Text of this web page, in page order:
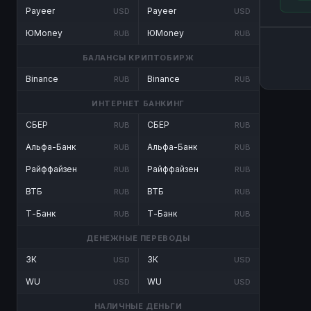
Payeer USD
ЮMoney RUB
Payeer USD
ЮMoney RUB
БАЛАНСЫ КРИПТОБИРЖ
Binance RUB Binance RUB
ИНТЕРНЕТ БАНКИНГ
СБЕР RUB
Альфа-Банк RUB
Райффайзен RUB
ВТБ RUB
Т-Банк RUB
СБЕР RUB
Альфа-Банк RUB
Райффайзен RUB
ВТБ RUB
Т-Банк RUB
ДЕНЕЖНЫЕ ПЕРЕВОДЫ
ЗК USD
WU USD
ЗК USD
WU USD
НАЛИЧНЫЕ ДЕНЬГИ